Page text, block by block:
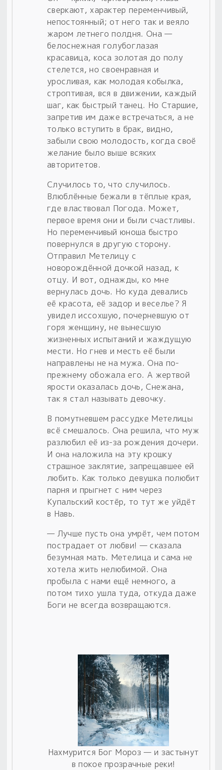
сверкают, характер переменчивый,
непостоянный; от него так и веяло
жаром летнего полдня. Она —
белоснежная голубоглазая
красавица, коса золотая до полу
стелется, но своенравная и
уросливая, как молодая кобылка,
строптивая, вся в движении, каждый
шаг, как быстрый танец. Но Старшие,
запретив им даже встречаться, а не
только вступить в брак, видно,
забыли свою молодость, когда своё
желание было выше всяких
авторитетов.
Случилось то, что случилось.
Влюблённые бежали в тёплые края,
где властвовал Погода. Может,
первое время они и были счастливы.
Но переменчивый юноша быстро
повернулся в другую сторону.
Отправил Метелицу с
новорождённой дочкой назад, к
отцу. И вот, однажды, ко мне
вернулась дочь. Но куда девались
её красота, её задор и веселье? Я
увидел иссохшую, почерневшую от
горя женщину, не вынесшую
жизненных испытаний и жаждущую
мести. Но гнев и месть её были
направлены не на мужа. Она по-
прежнему обожала его. А жертвой
ярости оказалась дочь, Снежана,
так я стал называть девочку.
В помутневшем рассудке Метелицы
всё смешалось. Она решила, что муж
разлюбил её из-за рождения дочери.
И она наложила на эту крошку
страшное заклятие, запрещавшее ей
любить. Как только девушка полюбит
парня и прыгнет с ним через
Купальский костёр, то тут же уйдёт
в Навь.
— Лучше пусть она умрёт, чем потом
пострадает от любви! — сказала
безумная мать. Метелица и сама не
хотела жить нелюбимой. Она
пробыла с нами ещё немного, а
потом тихо ушла туда, откуда даже
Боги не всегда возвращаются.
Нахмурится Бог Мороз — и застынут
в покое прозрачные реки!